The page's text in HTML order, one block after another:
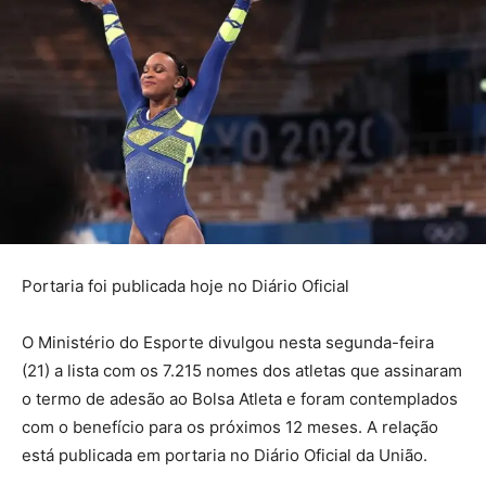
Portaria foi publicada hoje no Diário Oficial
O Ministério do Esporte divulgou nesta segunda-feira
(21) a lista com os 7.215 nomes dos atletas que assinaram
o termo de adesão ao Bolsa Atleta e foram contemplados
com o benefício para os próximos 12 meses. A relação
está publicada em portaria no Diário Oficial da União.